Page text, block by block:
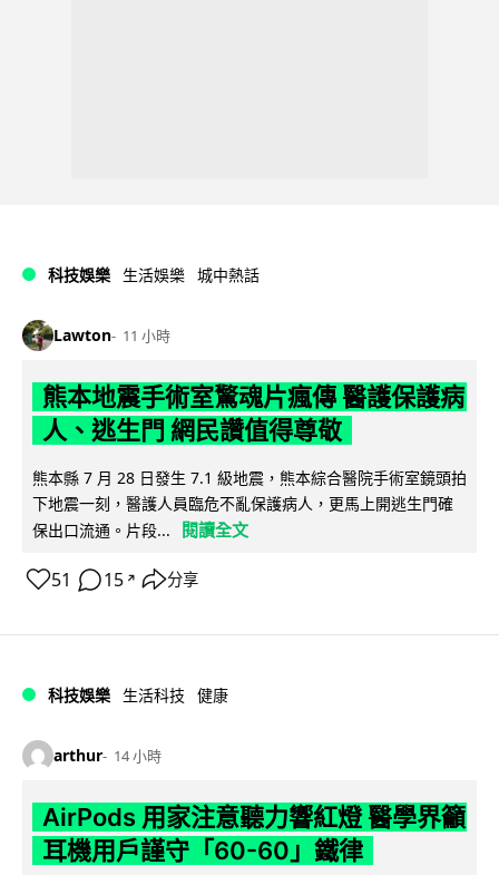
科技娛樂 生活娛樂 城中熱話
Lawton 11 小時
熊本地震手術室驚魂片瘋傳 醫護保護病
人、逃生門 網民讚值得尊敬
熊本縣 7 月 28 日發生 7.1 級地震，熊本綜合醫院手術室鏡頭拍
下地震一刻，醫護人員臨危不亂保護病人，更馬上開逃生門確
保出口流通。片段...
閱讀全文
51 15 ↗ 分享
科技娛樂 生活科技 健康
arthur 14 小時
AirPods 用家注意聽力響紅燈 醫學界籲
耳機用戶謹守「60-60」鐵律